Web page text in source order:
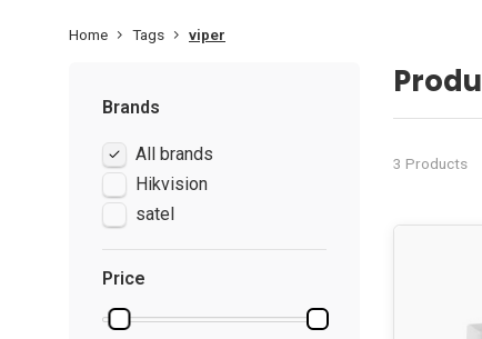
Home Tags viper
Brands
All brands
Hikvision
satel
Price
3 Products